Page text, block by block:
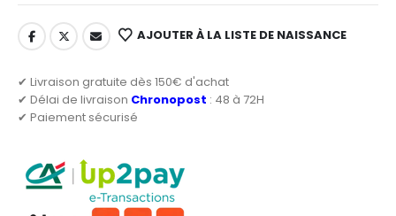
AJOUTER À LA LISTE DE NAISSANCE
✔ Livraison gratuite dès 150€ d'achat
✔ Délai de livraison Chronopost : 48 à 72H
✔ Paiement sécurisé